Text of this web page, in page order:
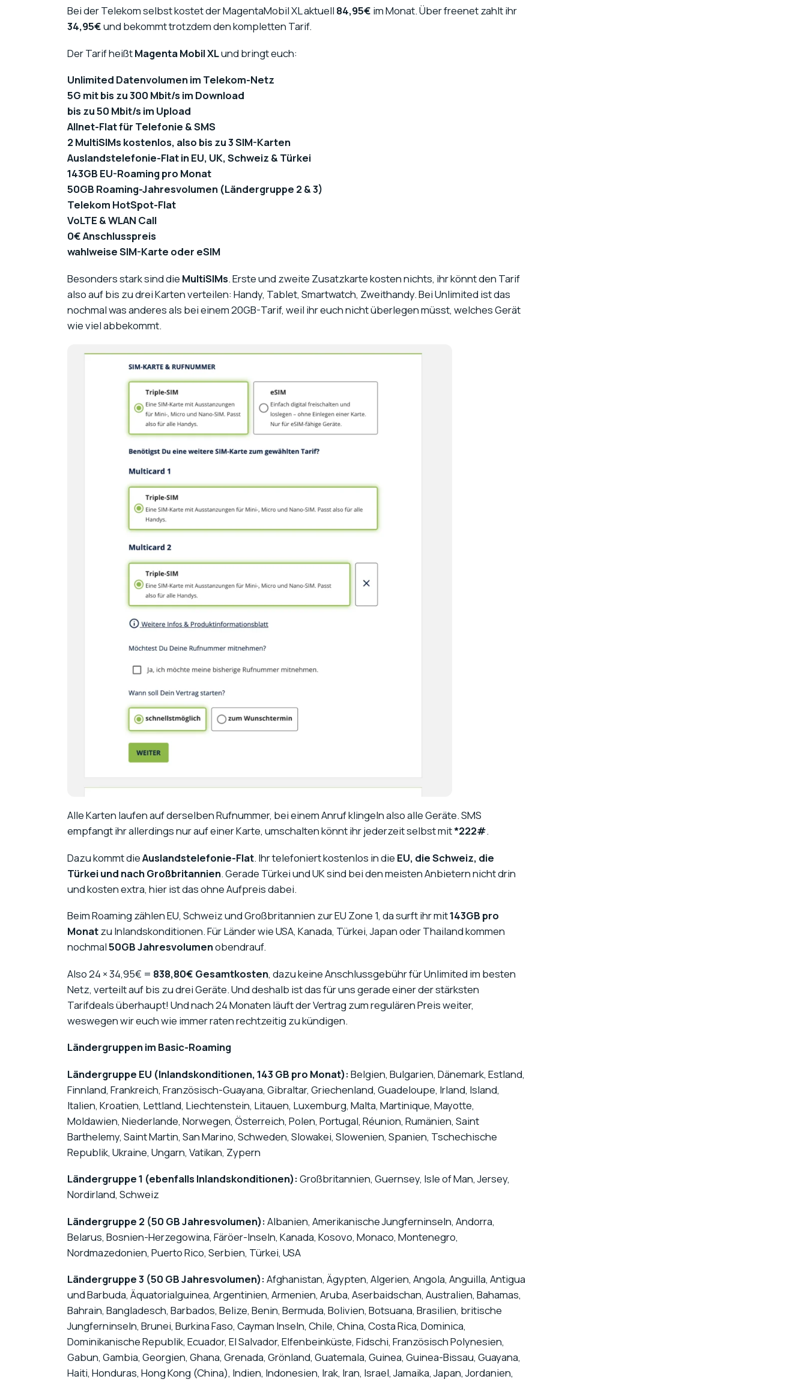
Bei der Telekom selbst kostet der MagentaMobil XL aktuell 84,95€ im Monat. Über freenet zahlt ihr
34,95€und bekommt trotzdem den kompletten Tarif.
Der Tarif heißtMagenta Mobil XLund bringt euch:
Unlimited Datenvolumen im Telekom-Netz
5G mit bis zu 300 Mbit/s im Download
bis zu 50 Mbit/s im Upload
Allnet-Flat für Telefonie & SMS
2 MultiSIMs kostenlos, also bis zu 3 SIM-Karten
Auslandstelefonie-Flat in EU, UK, Schweiz & Türkei
143GB EU-Roaming pro Monat
50GB Roaming-Jahresvolumen (Ländergruppe 2 & 3)
Telekom HotSpot-Flat
VoLTE & WLAN Call
0€ Anschlusspreis
wahlweise SIM-Karte oder eSIM
Besonders stark sind die MultiSIMs. Erste und zweite Zusatzkarte kosten nichts, ihr könnt den Tarif
also auf bis zu drei Karten verteilen: Handy, Tablet, Smartwatch, Zweithandy. Bei Unlimited ist das
nochmal was anderes als bei einem 20GB-Tarif, weil ihr euch nicht überlegen müsst, welches Gerät
wie viel abbekommt.
Alle Karten laufen auf derselben Rufnummer, bei einem Anruf klingeln also alle Geräte. SMS
empfangt ihr allerdings nur auf einer Karte, umschalten könnt ihr jederzeit selbst mit*222#.
Dazu kommt dieAuslandstelefonie-Flat. Ihr telefoniert kostenlos in die EU, die Schweiz, die
Türkei und nach Großbritannien. Gerade Türkei und UK sind bei den meisten Anbietern nicht drin
und kosten extra, hier ist das ohne Aufpreis dabei.
Beim Roaming zählen EU, Schweiz und Großbritannien zur EU Zone 1, da surft ihr mit143GB pro
Monatzu Inlandskonditionen. Für Länder wie USA, Kanada, Türkei, Japan oder Thailand kommen
nochmal50GB Jahresvolumenobendrauf.
Also 24 × 34,95€ = 838,80€ Gesamtkosten, dazu keine Anschlussgebühr für Unlimited im besten
Netz, verteilt auf bis zu drei Geräte. Und deshalb ist das für uns gerade einer der stärksten
Tarifdeals überhaupt! Und nach 24 Monaten läuft der Vertrag zum regulären Preis weiter,
weswegen wir euch wie immer raten rechtzeitig zu kündigen.
Ländergruppen im Basic-Roaming
Ländergruppe EU (Inlandskonditionen, 143 GB pro Monat):Belgien, Bulgarien, Dänemark, Estland,
Finnland, Frankreich, Französisch-Guayana, Gibraltar, Griechenland, Guadeloupe, Irland, Island,
Italien, Kroatien, Lettland, Liechtenstein, Litauen, Luxemburg, Malta, Martinique, Mayotte,
Moldawien, Niederlande, Norwegen, Österreich, Polen, Portugal, Réunion, Rumänien, Saint
Barthelemy, Saint Martin, San Marino, Schweden, Slowakei, Slowenien, Spanien, Tschechische
Republik, Ukraine, Ungarn, Vatikan, Zypern
Ländergruppe 1 (ebenfalls Inlandskonditionen):Großbritannien, Guernsey, Isle of Man, Jersey,
Nordirland, Schweiz
Ländergruppe 2 (50 GB Jahresvolumen):Albanien, Amerikanische Jungferninseln, Andorra,
Belarus, Bosnien-Herzegowina, Färöer-Inseln, Kanada, Kosovo, Monaco, Montenegro,
Nordmazedonien, Puerto Rico, Serbien, Türkei, USA
Ländergruppe 3 (50 GB Jahresvolumen):Afghanistan, Ägypten, Algerien, Angola, Anguilla, Antigua
und Barbuda, Äquatorialguinea, Argentinien, Armenien, Aruba, Aserbaidschan, Australien, Bahamas,
Bahrain, Bangladesch, Barbados, Belize, Benin, Bermuda, Bolivien, Botsuana, Brasilien, britische
Jungferninseln, Brunei, Burkina Faso, Cayman Inseln, Chile, China, Costa Rica, Dominica,
Dominikanische Republik, Ecuador, El Salvador, Elfenbeinküste, Fidschi, Französisch Polynesien,
Gabun, Gambia, Georgien, Ghana, Grenada, Grönland, Guatemala, Guinea, Guinea-Bissau, Guayana,
Haiti, Honduras, Hong Kong (China), Indien, Indonesien, Irak, Iran, Israel, Jamaika, Japan, Jordanien,